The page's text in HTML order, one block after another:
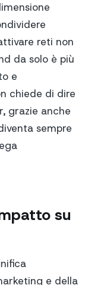
reti non
da solo è più
e
chiede di dire
grazie anche
sempre
su
e della